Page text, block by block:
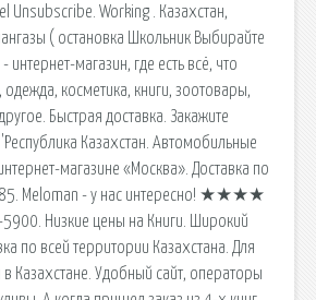
Unsubscribe. Working . Казахстан,
( остановка Школьник Выбирайте
интернет-магазин, где есть всё, что
одежда, косметика, книги, зоотовары,
Быстрая доставка. Закажите
Казахстан. Автомобильные
магазине «Москва». Доставка по
Meloman - у нас интересно! ★★★★
Низкие цены на Книги. Широкий
по всей территории Казахстана. Для
Казахстане. Удобный сайт, операторы